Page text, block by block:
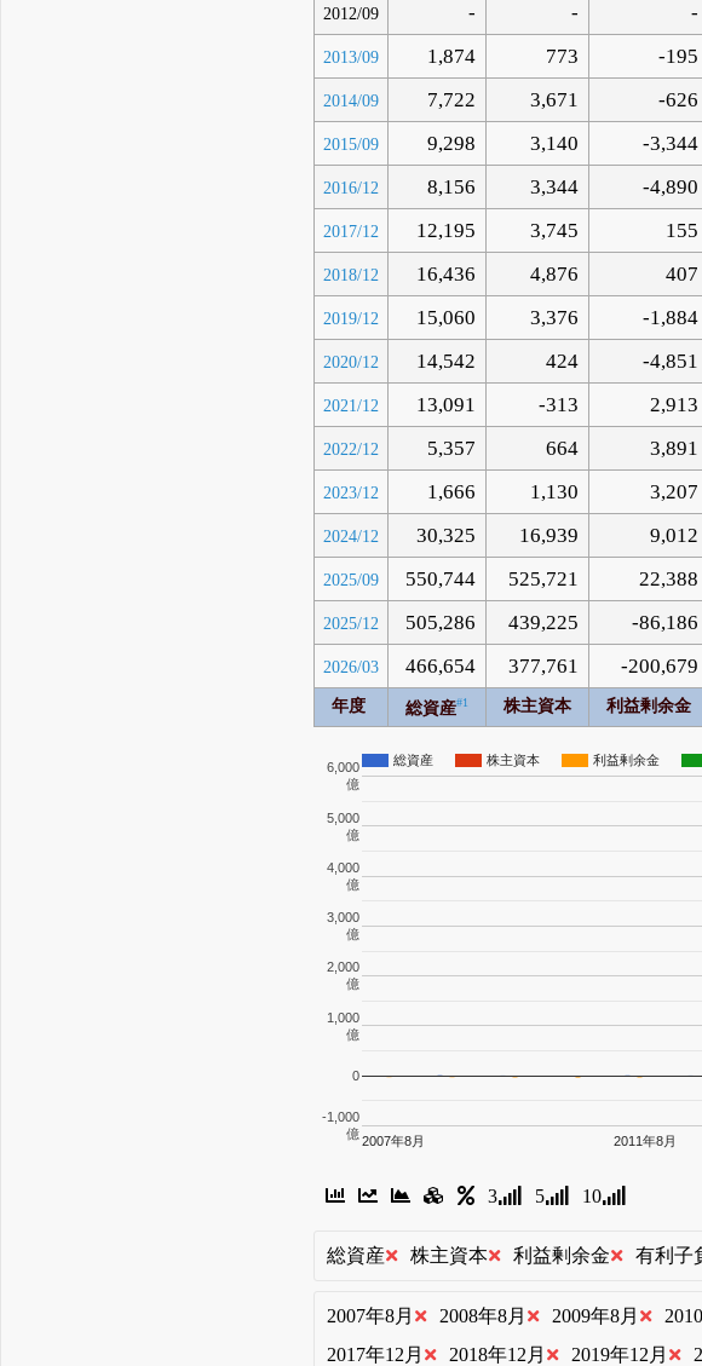
2012/09 - - -
2013/09 1,874 773 -195
2014/09 7,722 3,671 -626
2015/09 9,298 3,140 -3,344
2016/12 8,156 3,344 -4,890
2017/12 12,195 3,745 155
2018/12 16,436 4,876 407
2019/12 15,060 3,376 -1,884
2020/12 14,542 424 -4,851
2021/12 13,091 -313 2,913
2022/12 5,357 664 3,891
2023/12 1,666 1,130 3,207
2024/12 30,325 16,939 9,012
2025/09 550,744 525,721 22,388
2025/12 505,286 439,225 -86,186
2026/03 466,654 377,761 -200,679
年度 総資産#1 株主資本 利益剰余金
総資産 株主資本 利益剰余金
2007年8月 2011年8月
-1,000
億
0
1,000
億
2,000
億
3,000
億
4,000
億
5,000
億
6,000
億
3 5 10
総資産 株主資本 利益剰余金 有利子
2007年8月 2008年8月 2009年8月
2017年12月
2018年12月 2019年12月